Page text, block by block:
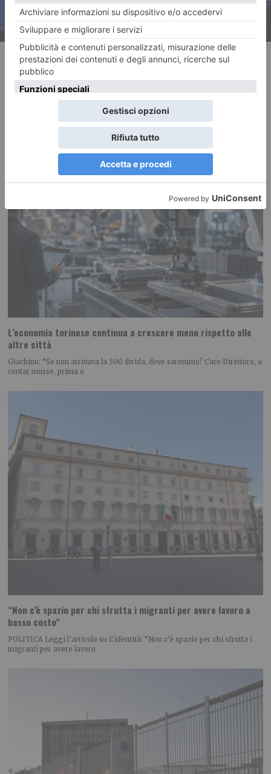
L’economia torinese continua a crescere meno rispetto alle
altre città
Giachino: “Se non arrivava la 500 ibrida, dove saremmo? Caro Direttore, a
contar musse, prima o
“Non c’è spazio per chi sfrutta i migranti per avere lavoro a
basso costo”
POLITICA Leggi l’articolo su L’identità: “Non c’è spazio per chi sfrutta i
migranti per avere lavoro